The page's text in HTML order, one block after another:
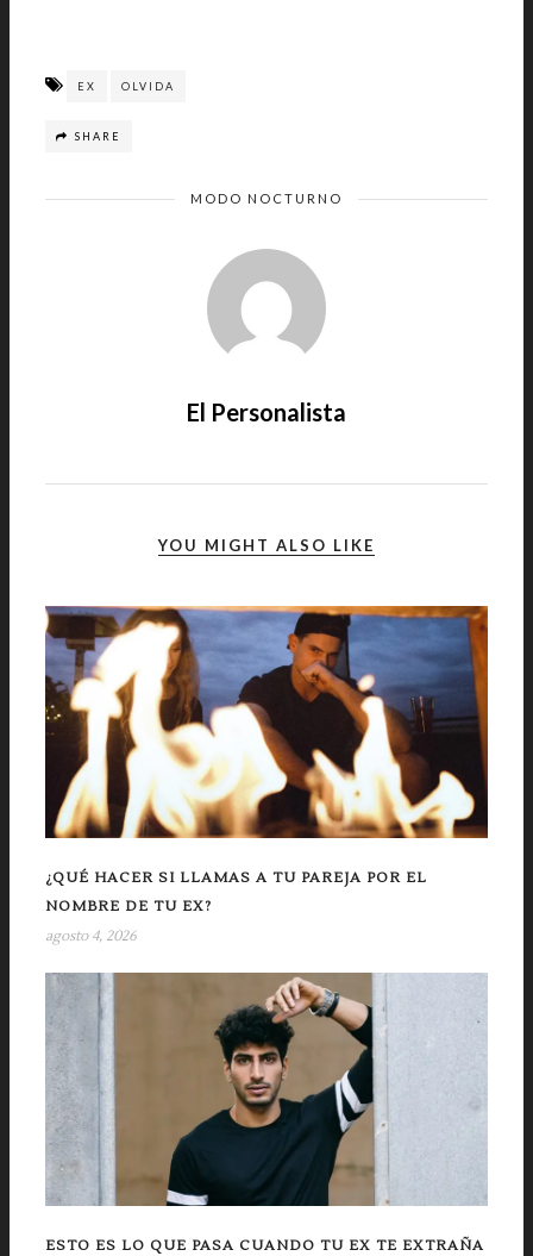
EX OLVIDA
SHARE
MODO NOCTURNO
El Personalista
YOU MIGHT ALSO LIKE
¿QUÉ HACER SI LLAMAS A TU PAREJA POR EL
NOMBRE DE TU EX?
agosto 4, 2026
ESTO ES LO QUE PASA CUANDO TU EX TE EXTRAÑA